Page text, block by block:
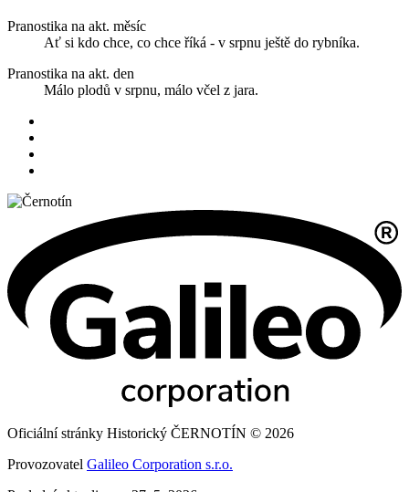
Pranostika na akt. měsíc
Ať si kdo chce, co chce říká - v srpnu ještě do rybníka.
Pranostika na akt. den
Málo plodů v srpnu, málo včel z jara.
Oficiální stránky Historický ČERNOTÍN © 2026
Provozovatel Galileo Corporation s.r.o.